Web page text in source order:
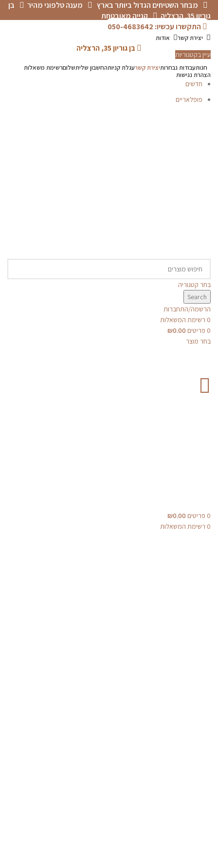
מבחר השטיחים הגדול ביותר בארץ מענה טלפוני מהיר
בן
גוריון 35, הרצליה
קנייה מאובטחת
התקשרו עכשיו: 050-4683642
יצירת קשר אודות
בן גוריון 35, הרצליה
בחר קטגוריה
Search
הרשמה/התחברות
0 רשימת המשאלות
0 פריטים ₪0.00
בחר מוצר
0 פריטים ₪0.00
0 רשימת המשאלות
עיין בקטגוריות
חנותעבודות נבחרותיצירת קשרעגלת קניותהחשבון שליתשלוםרשימת משאלות
הצהרת נגישות
חדשים
פופלאריים